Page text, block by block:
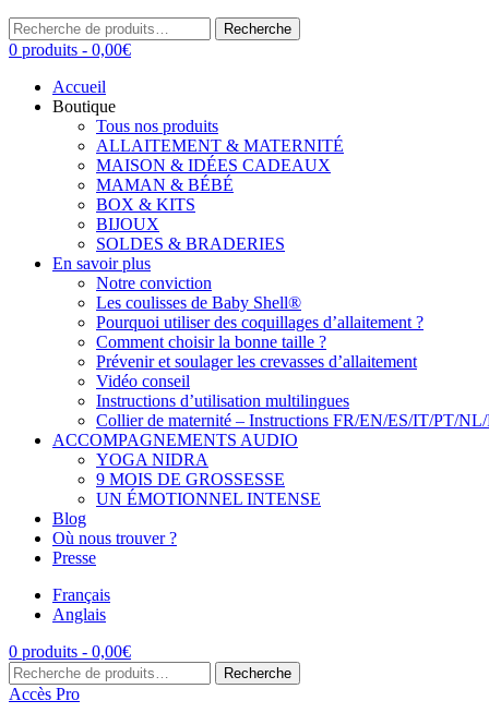
Recherche
pour :
Recherche
0 produits - 0,00€
Accueil
Boutique
Tous nos produits
ALLAITEMENT & MATERNITÉ
MAISON & IDÉES CADEAUX
MAMAN & BÉBÉ
BOX & KITS
BIJOUX
SOLDES & BRADERIES
En savoir plus
Notre conviction
Les coulisses de Baby Shell®
Pourquoi utiliser des coquillages d’allaitement ?
Comment choisir la bonne taille ?
Prévenir et soulager les crevasses d’allaitement
Vidéo conseil
Instructions d’utilisation multilingues
Collier de maternité – Instructions FR/EN/ES/IT/PT/
ACCOMPAGNEMENTS AUDIO
YOGA NIDRA
9 MOIS DE GROSSESSE
UN ÉMOTIONNEL INTENSE
Blog
Où nous trouver ?
Presse
Français
Anglais
0 produits - 0,00€
Recherche
pour :
Recherche
Accès Pro